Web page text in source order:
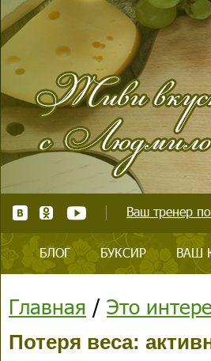
Ваш тренер
БЛОГ БУКСИР ВАШ
Главная / Это
Потеря веса: